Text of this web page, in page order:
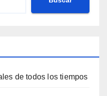
de todos los tiempos